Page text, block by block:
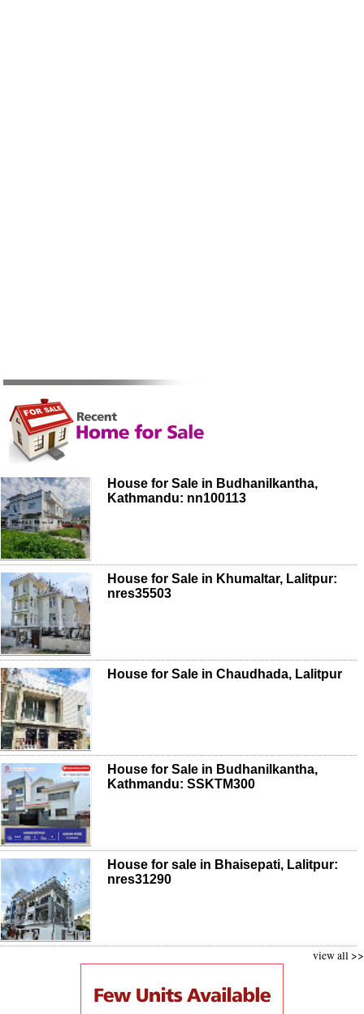
House for Sale in Budhanilkantha,
Kathmandu: nn100113
House for Sale in Khumaltar, Lalitpur:
nres35503
House for Sale in Chaudhada, Lalitpur
House for Sale in Budhanilkantha,
Kathmandu: SSKTM300
House for sale in Bhaisepati, Lalitpur:
nres31290
view all >>